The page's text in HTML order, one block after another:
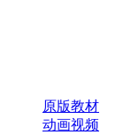
原版教材
动画视频